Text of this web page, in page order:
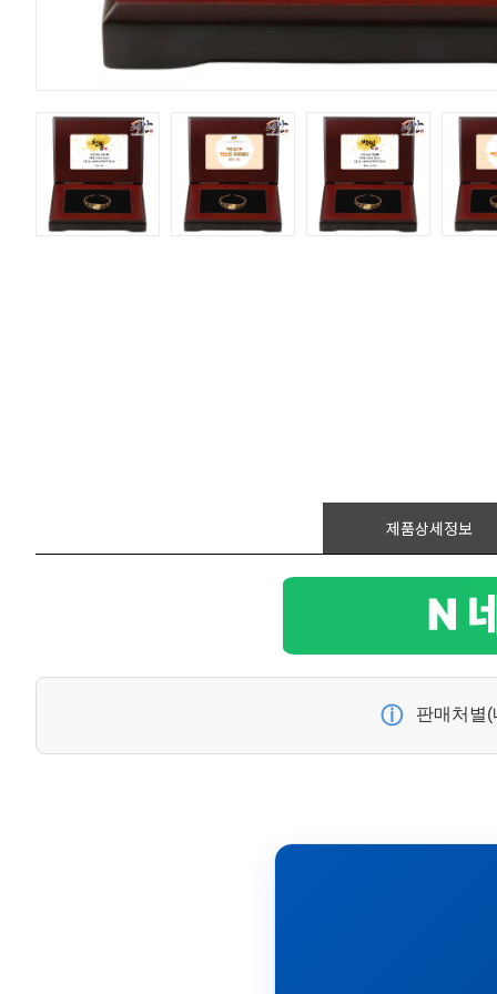
제품상세정보
ⓘ 판매처별